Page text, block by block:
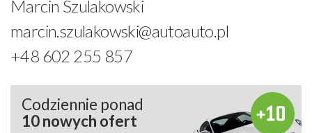
Marcin Szulakowski
marcin.szulakowski@autoauto.pl
+48 602 255 857
Codziennie ponad
10 nowych ofert